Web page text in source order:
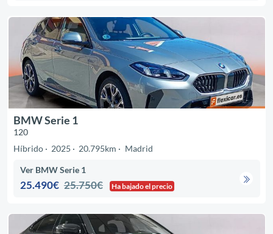
BMW Serie 1
120
Híbrido
2025 20.795km Madrid
Ver BMW Serie 1
25.490€ 25.750€ Ha bajado el precio